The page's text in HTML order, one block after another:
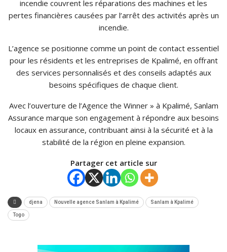
incendie couvrent les réparations des machines et les
pertes financières causées par l’arrêt des activités après un
incendie.
L’agence se positionne comme un point de contact essentiel
pour les résidents et les entreprises de Kpalimé, en offrant
des services personnalisés et des conseils adaptés aux
besoins spécifiques de chaque client.
Avec l’ouverture de l’Agence the Winner » à Kpalimé, Sanlam
Assurance marque son engagement à répondre aux besoins
locaux en assurance, contribuant ainsi à la sécurité et à la
stabilité de la région en pleine expansion.
Partager cet article sur
djena Nouvelle agence Sanlam à Kpalimé Sanlam à Kpalimé
Togo